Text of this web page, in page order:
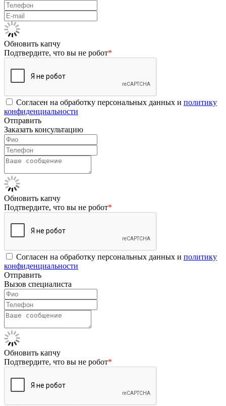
Обновить капчу
Подтвердите, что вы не робот*
Согласен на обработку персональных данных и политику
конфиденциальности
Отправить
Заказать консультацию
Обновить капчу
Подтвердите, что вы не робот*
Согласен на обработку персональных данных и политику
конфиденциальности
Отправить
Вызов специалиста
Обновить капчу
Подтвердите, что вы не робот*